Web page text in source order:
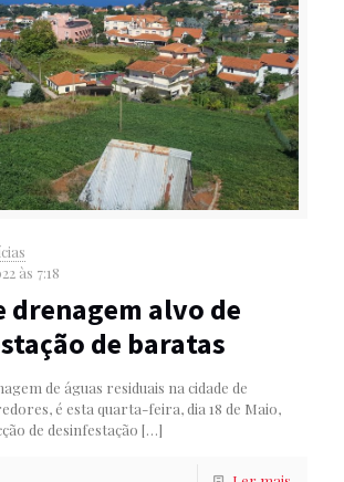
às 7:18
drenagem alvo de
de baratas
de águas residuais na cidade de
é esta quarta-feira, dia 18 de Maio,
de desinfestação […]